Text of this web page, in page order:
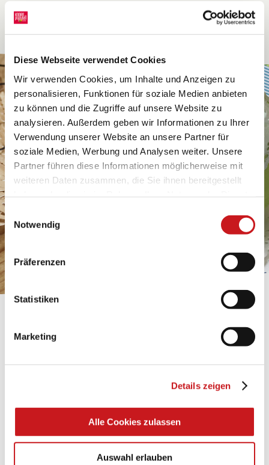
Diese Webseite verwendet Cookies
Wir verwenden Cookies, um Inhalte und Anzeigen zu
personalisieren, Funktionen für soziale Medien anbieten
zu können und die Zugriffe auf unsere Website zu
analysieren. Außerdem geben wir Informationen zu Ihrer
Verwendung unserer Website an unsere Partner für
soziale Medien, Werbung und Analysen weiter. Unsere
Partner führen diese Informationen möglicherweise mit
weiteren Daten zusammen, die Sie ihnen bereitgestellt
Datenschutzhinweisen
mehr darüber, wer wir sind, wie
personenbezogene Daten verarbeiten. Hier geht’s zum
Impressum.
Einwilligungsauswahl
Notwendig
Präferenzen
Statistiken
Marketing
Details zeigen
Alle Cookies zulassen
Auswahl erlauben
Eine Überraschung der besonderten Art und
Zum Tipp